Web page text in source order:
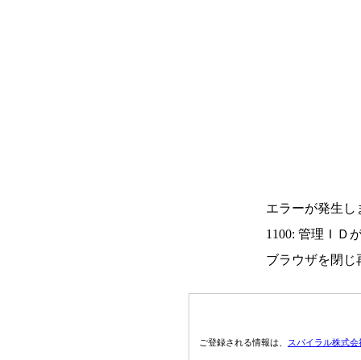
エラーが発生し
1100: 管理ＩＤ
ブラウザを閉じ
ご登録される情報は、 スパイラル株式会